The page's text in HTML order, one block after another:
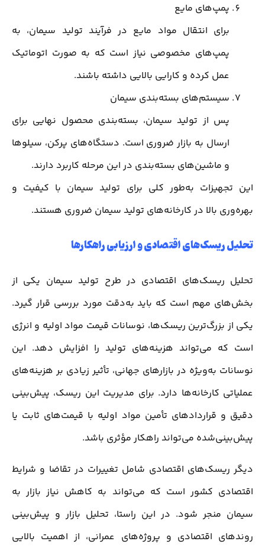
پمپ‌های مایع
برای انتقال مواد مایع در فرآیند تولید سیمان، به
پمپ‌های مخصوصی نیاز است که به صورت اتوماتیک
عمل کرده و کارایی بالایی داشته باشند.
سیستم‌های بسته‌بندی سیمان
پس از تولید سیمان، بسته‌بندی محصول نهایی برای
ارسال به بازار ضروری است. دستگاه‌های پرکن، سیلوها
و ماشین‌های بسته‌بندی در این مرحله کاربرد دارند.
این تجهیزات به‌طور کلی برای تولید سیمان با کیفیت و
بهره‌وری بالا در کارخانه‌های تولید سیمان ضروری هستند.
تحلیل ریسک‌های اقتصادی و ارزیابی راهکارها
تحلیل ریسک‌های اقتصادی در طرح تولید سیمان یکی از
بخش‌های مهم است که باید به‌دقت مورد بررسی قرار گیرد.
یکی از بزرگ‌ترین ریسک‌ها، نوسانات قیمت مواد اولیه و انرژی
است که می‌تواند هزینه‌های تولید را افزایش دهد. این
نوسانات به‌ویژه در بازارهای جهانی، تأثیر زیادی بر هزینه‌های
عملیاتی کارخانه‌ها دارد. برای مدیریت این ریسک، پیش‌بینی
دقیق و قراردادهای تأمین مواد اولیه با قیمت‌های ثابت یا
پیش‌بینی‌شده می‌تواند راهکار مؤثری باشد.
دیگر ریسک‌های اقتصادی شامل تغییرات در تقاضا و شرایط
اقتصادی کشور است که می‌تواند به کاهش نیاز بازار به
سیمان منجر شود. در این راستا، تحلیل بازار و پیش‌بینی
روندهای اقتصادی و پروژه‌های عمرانی، از اهمیت بالایی